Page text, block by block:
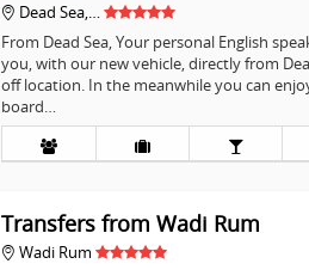
Dead Sea,…
From Dead Sea, Your personal English
you, with our new vehicle, directly from
off location. In the meanwhile you can
board…
Transfers from Wadi Rum
Wadi Rum